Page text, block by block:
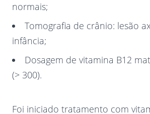
normais;
Tomografia de crânio: lesão
infância;
Dosagem de vitamina B12
(> 300).
Foi iniciado tratamento com